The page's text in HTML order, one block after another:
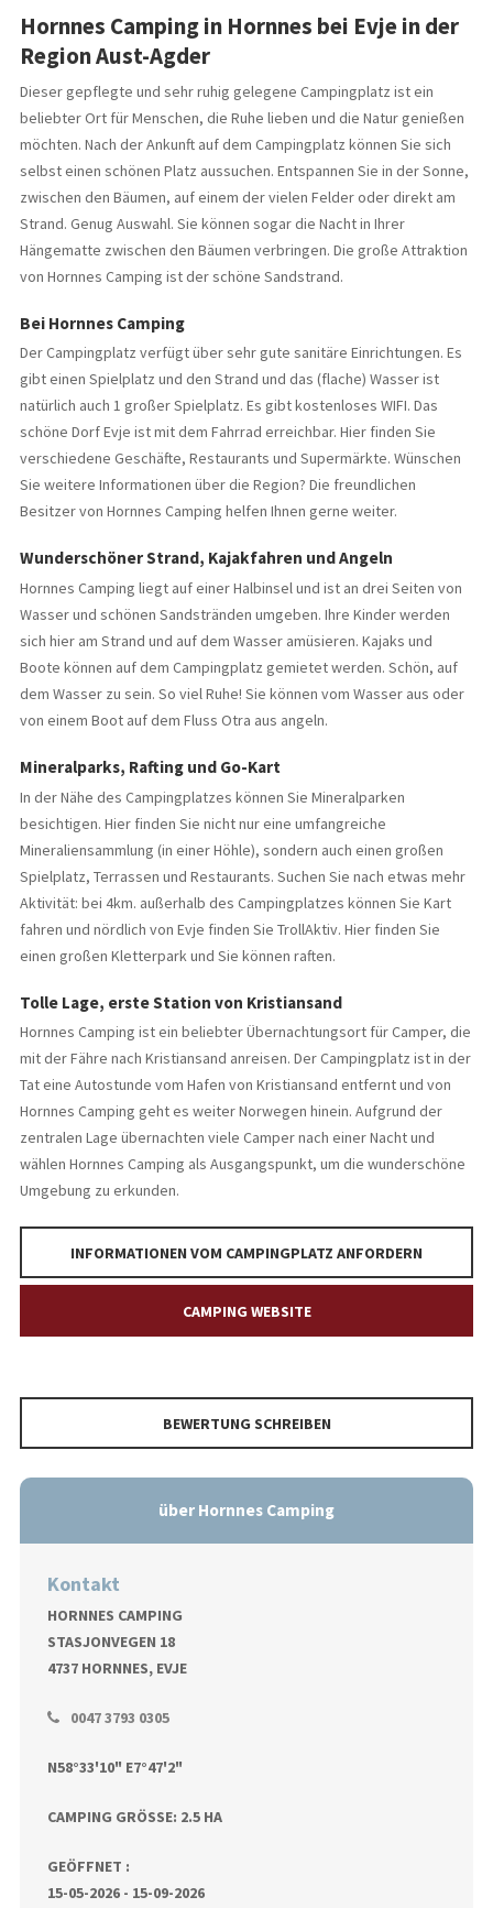
Hornnes Camping in Hornnes bei Evje in der
Region Aust-Agder
Dieser gepflegte und sehr ruhig gelegene Campingplatz ist ein
beliebter Ort für Menschen, die Ruhe lieben und die Natur genießen
möchten. Nach der Ankunft auf dem Campingplatz können Sie sich
selbst einen schönen Platz aussuchen. Entspannen Sie in der Sonne,
zwischen den Bäumen, auf einem der vielen Felder oder direkt am
Strand. Genug Auswahl. Sie können sogar die Nacht in Ihrer
Hängematte zwischen den Bäumen verbringen. Die große Attraktion
von Hornnes Camping ist der schöne Sandstrand.
Bei Hornnes Camping
Der Campingplatz verfügt über sehr gute sanitäre Einrichtungen. Es
gibt einen Spielplatz und den Strand und das (flache) Wasser ist
natürlich auch 1 großer Spielplatz. Es gibt kostenloses WIFI. Das
schöne Dorf Evje ist mit dem Fahrrad erreichbar. Hier finden Sie
verschiedene Geschäfte, Restaurants und Supermärkte. Wünschen
Sie weitere Informationen über die Region? Die freundlichen
Besitzer von Hornnes Camping helfen Ihnen gerne weiter.
Wunderschöner Strand, Kajakfahren und Angeln
Hornnes Camping liegt auf einer Halbinsel und ist an drei Seiten von
Wasser und schönen Sandstränden umgeben. Ihre Kinder werden
sich hier am Strand und auf dem Wasser amüsieren. Kajaks und
Boote können auf dem Campingplatz gemietet werden. Schön, auf
dem Wasser zu sein. So viel Ruhe! Sie können vom Wasser aus oder
von einem Boot auf dem Fluss Otra aus angeln.
Mineralparks, Rafting und Go-Kart
In der Nähe des Campingplatzes können Sie Mineralparken
besichtigen. Hier finden Sie nicht nur eine umfangreiche
Mineraliensammlung (in einer Höhle), sondern auch einen großen
Spielplatz, Terrassen und Restaurants. Suchen Sie nach etwas mehr
Aktivität: bei 4km. außerhalb des Campingplatzes können Sie Kart
fahren und nördlich von Evje finden Sie TrollAktiv. Hier finden Sie
einen großen Kletterpark und Sie können raften.
Tolle Lage, erste Station von Kristiansand
Hornnes Camping ist ein beliebter Übernachtungsort für Camper, die
mit der Fähre nach Kristiansand anreisen. Der Campingplatz ist in der
Tat eine Autostunde vom Hafen von Kristiansand entfernt und von
Hornnes Camping geht es weiter Norwegen hinein. Aufgrund der
zentralen Lage übernachten viele Camper nach einer Nacht und
wählen Hornnes Camping als Ausgangspunkt, um die wunderschöne
Umgebung zu erkunden.
INFORMATIONEN VOM CAMPINGPLATZ ANFORDERN
CAMPING WEBSITE
BEWERTUNG SCHREIBEN
über Hornnes Camping
Kontakt
HORNNES CAMPING
STASJONVEGEN 18
4737 HORNNES, EVJE
0047 3793 0305
N58°33'10" E7°47'2"
CAMPING GRÖSSE: 2.5 HA
GEÖFFNET :
15-05-2026 - 15-09-2026